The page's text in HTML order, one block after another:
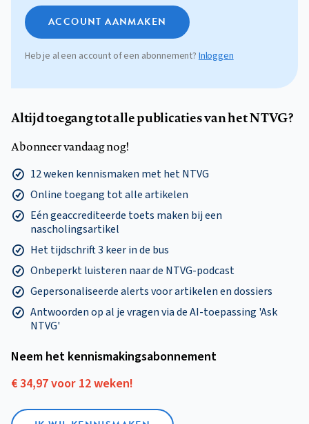
ACCOUNT AANMAKEN
Heb je al een account of een abonnement? Inloggen
Altijd toegang tot alle publicaties van het NTVG?
Abonneer vandaag nog!
12 weken kennismaken met het NTVG
Online toegang tot alle artikelen
Eén geaccrediteerde toets maken bij een
nascholingsartikel
Het tijdschrift 3 keer in de bus
Onbeperkt luisteren naar de NTVG-podcast
Gepersonaliseerde alerts voor artikelen en dossiers
Antwoorden op al je vragen via de AI-toepassing 'Ask
NTVG'
Neem het kennismakings­abonnement
€ 34,97 voor 12 weken!